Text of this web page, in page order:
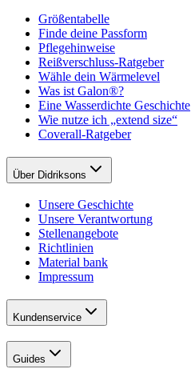
Größentabelle
Finde deine Passform
Pflegehinweise
Reißverschluss-Ratgeber
Wähle dein Wärmelevel
Was ist Galon®?
Eine Wasserdichte Geschichte
Wie nutze ich „extend size“
Coverall-Ratgeber
Über Didriksons
Unsere Geschichte
Unsere Verantwortung
Stellenangebote
Richtlinien
Material bank
Impressum
Kundenservice
Guides